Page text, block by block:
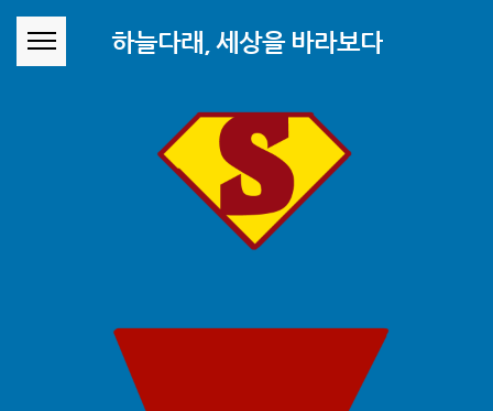
하늘다래, 세상을 바라보다